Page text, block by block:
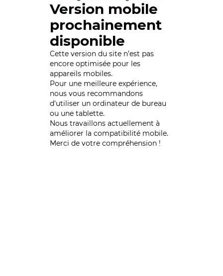
Version mobile
prochainement
disponible
Cette version du site n’est pas
encore optimisée pour les
appareils mobiles.
Pour une meilleure expérience,
nous vous recommandons
d'utiliser un ordinateur de bureau
ou une tablette.
Nous travaillons actuellement à
améliorer la compatibilité mobile.
Merci de votre compréhension !